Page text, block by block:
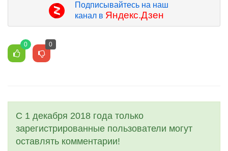
Подписывайтесь на наш
канал в Яндекс.Дзен
0 0
С 1 декабря 2018 года только
зарегистрированные пользователи могут
оставлять комментарии!